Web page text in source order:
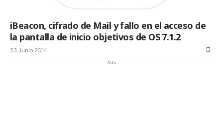
iBeacon, cifrado de Mail y fallo en el acceso de
la pantalla de inicio objetivos de OS 7.1.2
23 Junio 2014
- Ads -